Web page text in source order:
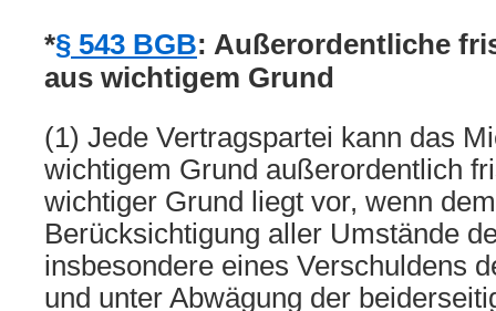
*§ 543 BGB: Außerordentliche
aus wichtigem Grund
(1) Jede Vertragspartei kann das
wichtigem Grund außerordentlich
wichtiger Grund liegt vor, wenn
Berücksichtigung aller Umstände
insbesondere eines Verschuldens
und unter Abwägung der